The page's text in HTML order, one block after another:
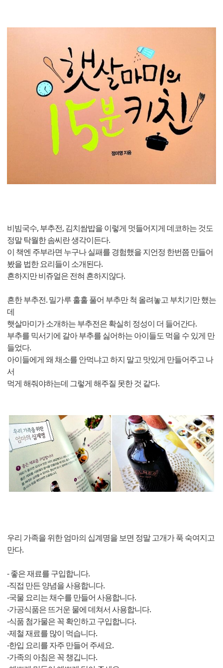
비빔국수, 부추전, 김치쌈밥을 이렇게 멋들어지게 데코하는 것도
정말 탁월한 솜씨란 생각이든다.
이 책엔 주부라면 누구나 실패를 경험했을 지언정 한번쯤 만들어
봤을 법한 요리들이 소개된다.
흔하지만 비쥬얼은 전혀 흔하지않다.
흔한 부추전. 밀가루 훌훌 풀어 부추만 척 올려놓고 부치기만 했는
데
햇살마미가 소개하는 부추전은 확실히 정성이 더 들어간다.
부추를 믹서기에 갈아 부추를 싫어하는 아이들도 먹을 수 있게 만
들었다.
아이들에게 왜 채소를 안먹냐고 하지 말고 맛있게 만들어주고 나
서
먹게 해줘야하는데 그렇게 해주질 못한 것 같다.
우리 가족을 위한 엄마의 십계명을 보면 정말 고개가 푹 숙여지고
만다.
- 좋은 재료를 구입합니다.
-직접 만든 양념을 사용합니다.
-국물 요리는 채수를 만들어 사용합니다.
-가공식품은 뜨거운 물에 데쳐서 사용합니다.
-식품 첨가물은 꼭 확인하고 구입합니다.
-제철 재료를 많이 먹습니다.
-한입 요리를 자주 만들어 주세요.
-가족의 아침은 꼭 챙깁니다.